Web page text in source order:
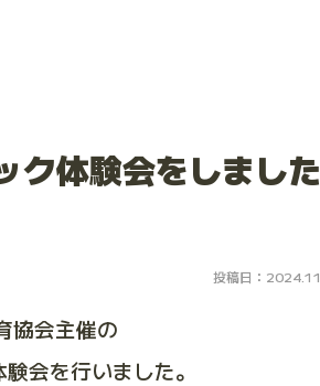
ク体験会をしました
投稿日：
協会主催の
会を行いました。